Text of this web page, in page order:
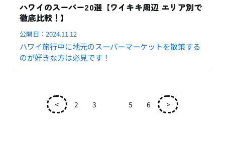
ハワイのスーパー20選【ワイキキ周辺 エリア別で
徹底比較！】
公開日：2024.11.12
ハワイ旅行中に地元のスーパーマーケットを散策する
のが好きな方は必見です！
< 2 3 5 6 >